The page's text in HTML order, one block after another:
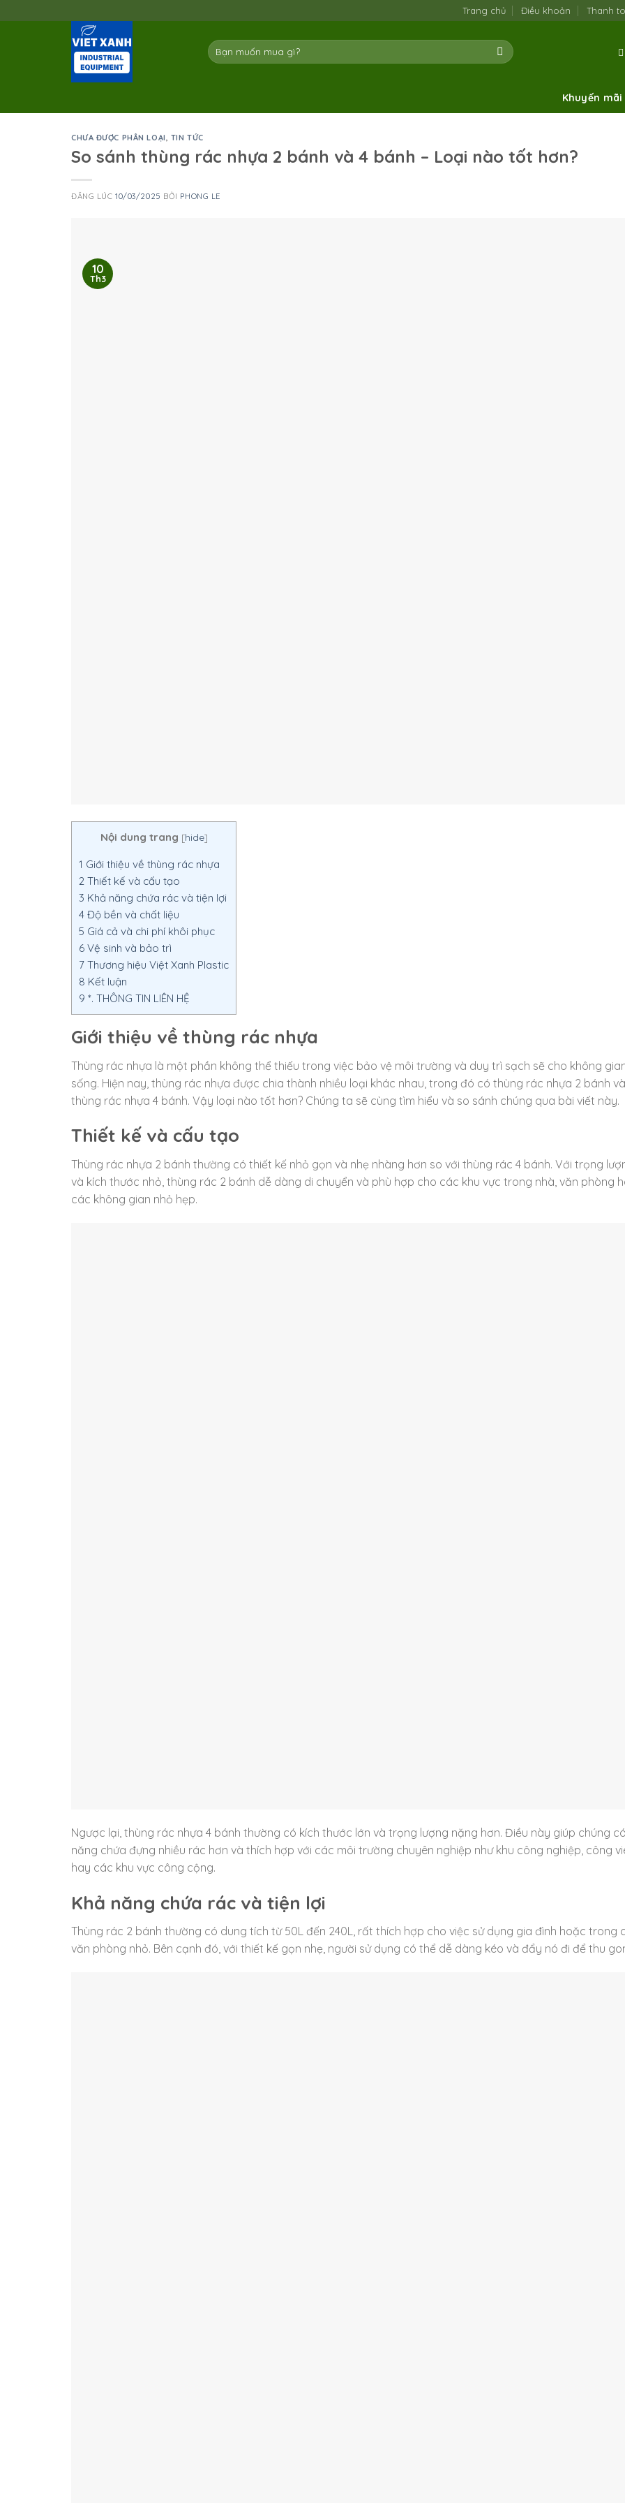
to
Trang chủ Điều khoản Thanh
Tìm
kiếm:
Khuyến mãi
CHƯA ĐƯỢC PHÂN LOẠI, TIN TỨC
So sánh thùng rác nhựa 2 bánh và 4 bánh – Loại nào tốt hơn?
ĐĂNG LÚC10/03/2025 BỞI PHONG LE
10
Th3
Nội dung trang [hide]
1 Giới thiệu về thùng rác nhựa
2 Thiết kế và cấu tạo
3 Khả năng chứa rác và tiện lợi
4 Độ bền và chất liệu
5 Giá cả và chi phí khôi phục
6 Vệ sinh và bảo trì
7 Thương hiệu Việt Xanh Plastic
8 Kết luận
9 *. THÔNG TIN LIÊN HỆ
Giới thiệu về thùng rác nhựa
Thùng rác nhựa là một phần không thể thiếu trong việc bảo vệ môi trường và duy trì sạch sẽ cho không
sống. Hiện nay, thùng rác nhựa được chia thành nhiều loại khác nhau, trong đó có thùng rác nhựa 2 bánh và
thùng rác nhựa 4 bánh. Vậy loại nào tốt hơn? Chúng ta sẽ cùng tìm hiểu và so sánh chúng qua bài viết này.
Thiết kế và cấu tạo
Thùng rác nhựa 2 bánh thường có thiết kế nhỏ gọn và nhẹ nhàng hơn so với thùng rác 4 bánh. Với trọng
và kích thước nhỏ, thùng rác 2 bánh dễ dàng di chuyển và phù hợp cho các khu vực trong nhà, văn phòng
các không gian nhỏ hẹp.
Ngược lại, thùng rác nhựa 4 bánh thường có kích thước lớn và trọng lượng nặng hơn. Điều này giúp chúng
năng chứa đựng nhiều rác hơn và thích hợp với các môi trường chuyên nghiệp như khu công nghiệp, công
hay các khu vực công cộng.
Khả năng chứa rác và tiện lợi
Thùng rác 2 bánh thường có dung tích từ 50L đến 240L, rất thích hợp cho việc sử dụng gia đình hoặc trong
văn phòng nhỏ. Bên cạnh đó, với thiết kế gọn nhẹ, người sử dụng có thể dễ dàng kéo và đẩy nó đi để thu